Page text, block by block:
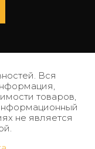
Вся
товаров,
не является